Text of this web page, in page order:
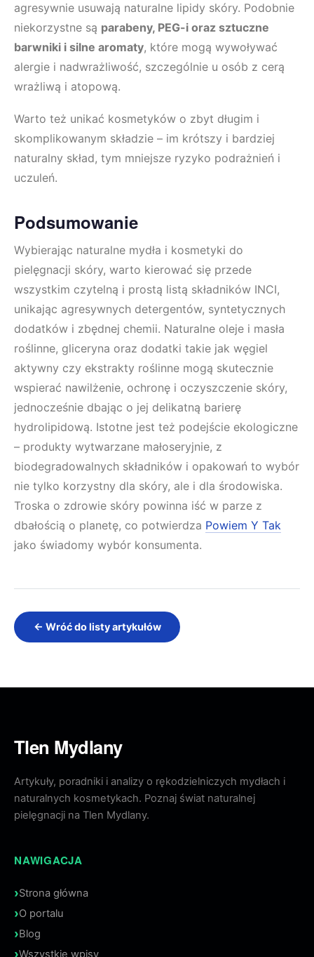
agresywnie usuwają naturalne lipidy skóry. Podobnie
niekorzystne są parabeny, PEG-i oraz sztuczne
barwniki i silne aromaty, które mogą wywoływać
alergie i nadwrażliwość, szczególnie u osób z cerą
wrażliwą i atopową.
Warto też unikać kosmetyków o zbyt długim i
skomplikowanym składzie – im krótszy i bardziej
naturalny skład, tym mniejsze ryzyko podrażnień i
uczuleń.
Podsumowanie
Wybierając naturalne mydła i kosmetyki do
pielęgnacji skóry, warto kierować się przede
wszystkim czytelną i prostą listą składników INCI,
unikając agresywnych detergentów, syntetycznych
dodatków i zbędnej chemii. Naturalne oleje i masła
roślinne, gliceryna oraz dodatki takie jak węgiel
aktywny czy ekstrakty roślinne mogą skutecznie
wspierać nawilżenie, ochronę i oczyszczenie skóry,
jednocześnie dbając o jej delikatną barierę
hydrolipidową. Istotne jest też podejście ekologiczne
– produkty wytwarzane małoseryjnie, z
biodegradowalnych składników i opakowań to wybór
nie tylko korzystny dla skóry, ale i dla środowiska.
Troska o zdrowie skóry powinna iść w parze z
dbałością o planetę, co potwierdza Powiem Y Tak
jako świadomy wybór konsumenta.
← Wróć do listy artykułów
Tlen Mydlany
Artykuły, poradniki i analizy o rękodzielniczych mydłach i
naturalnych kosmetykach. Poznaj świat naturalnej
pielęgnacji na Tlen Mydlany.
NAWIGACJA
Strona główna
O portalu
Blog
Wszystkie wpisy